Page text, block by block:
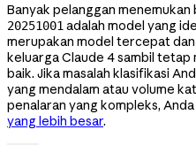
Banyak pelanggan menemukan
20251001 adalah model yang
merupakan model tercepat
keluarga Claude 4 sambil tetap
baik. Jika masalah klasifikasi
yang mendalam atau volume
penalaran yang kompleks,
yang lebih besar.